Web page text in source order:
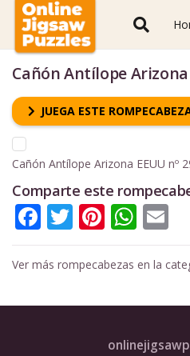
Cañón Antílope Arizona
JUEGA ESTE
Cañón Antílope Arizona EEUU nº
Comparte este
Facebook
Twitter
Ver más rompecabezas en la